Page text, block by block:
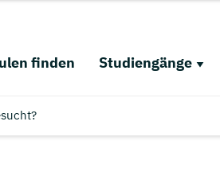
finden Studiengänge